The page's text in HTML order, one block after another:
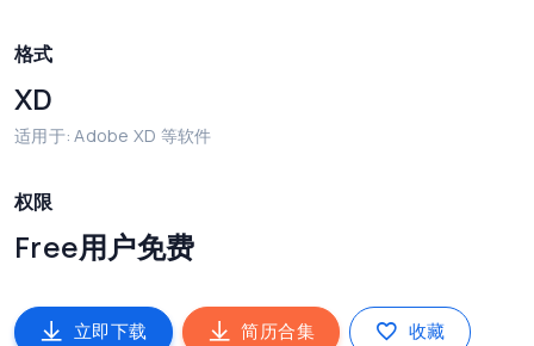
格式
XD
适用于: Adobe XD 等软件
权限
Free用户免费
立即下载 简历合集 收藏